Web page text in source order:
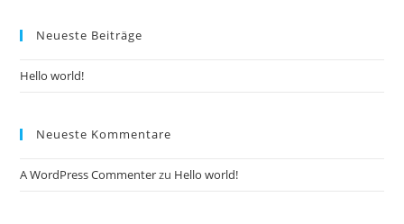
Neueste Beiträge
Hello world!
Neueste Kommentare
A WordPress Commenterzu Hello world!